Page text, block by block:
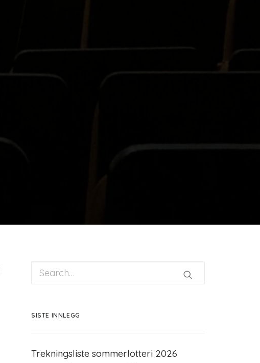
SISTE INNLEGG
Trekningsliste sommerlotteri 2026